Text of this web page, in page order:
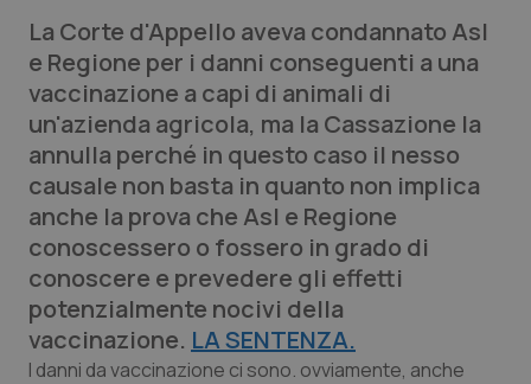
QS Pro
Professionisti Sanitari.AI
Abruzzo
Basilicata
Calabria
Campania
QS Pro Gold
Artrite & artrosi
Asma & BPCO
Car-T
QS Club Newsletter
La Corte d'Appello aveva condannato Asl
e Regione per i danni conseguenti a una
vaccinazione a capi di animali di
un'azienda agricola, ma la Cassazione la
annulla perché in questo caso il nesso
causale non basta in quanto non implica
anche la prova che Asl e Regione
conoscessero o fossero in grado di
conoscere e prevedere gli effetti
potenzialmente nocivi della
vaccinazione. LA SENTENZA.
I danni da vaccinazione ci sono. ovviamente, anche